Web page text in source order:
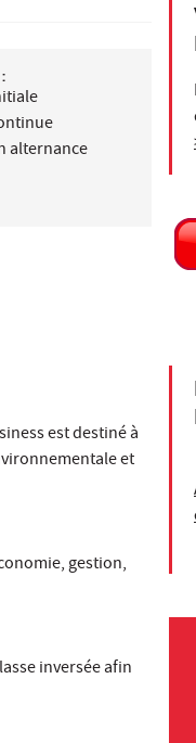
alternance
est destiné à
et
gestion,
inversée afin